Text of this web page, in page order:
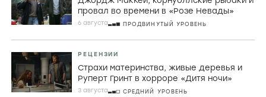
провал во времени в «Розе Невады»
6 августа ПРОДВИНУТЫЙ УРОВЕНЬ
РЕЦЕНЗИИ
Страхи материнства, живые деревья и
Руперт Гринт в хорроре «Дитя ночи»
3 августа СРЕДНИЙ УРОВЕНЬ